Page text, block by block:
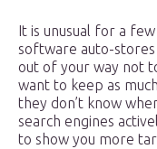
It is unusual for a
software auto-
out of your way not
want to keep as
they don’t know
search engines
to show you more